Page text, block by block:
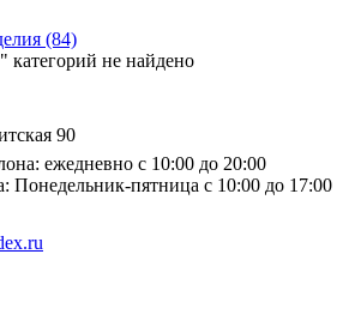
(84)
" категорий не найдено
90
ежедневно с 10:00 до 20:00
Понедельник-пятница с 10:00 до 17:00